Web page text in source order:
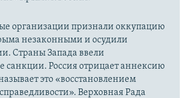
организации признали оккупацию
незаконными и осудили
Страны Запада ввели
санкции. Россия отрицает аннексию
это «восстановлением
Верховная Рада